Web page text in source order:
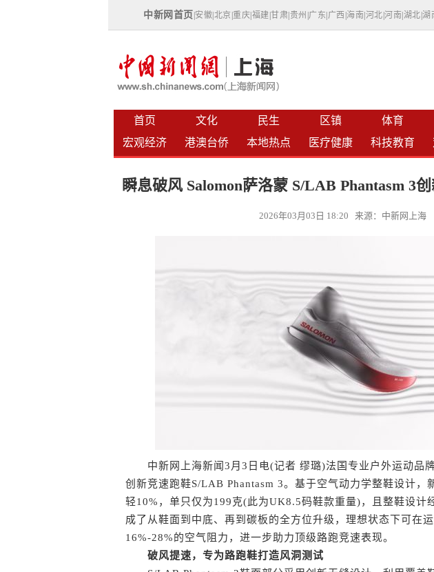
中新网首页 安徽 北京 |重庆 福建 |甘肃 贵州 广东 广西 海南 河北 |河南 湖北 |湖
首页 文化 民生 区镇 体育
宏观经济
港澳台侨 本地热点 医疗健康 科技教育
瞬息破风 Salomon萨洛蒙 S/LAB Phantasm 3
2026年03月03日 18:20 来源：中新网上海
中新网上海新闻3月3日电(记者 缪璐)法国专业户外运动品牌
创新竞速跑鞋S/LAB Phantasm 3。基于空气动力学整鞋设计，
轻10%，单只仅为199克(此为UK8.5码鞋款重量)，且整鞋设计
成了从鞋面到中底、再到碳板的全方位升级，理想状态下可在
16%-28%的空气阻力，进一步助力顶级路跑竞速表现。
破风提速，专为路跑鞋打造风洞测试